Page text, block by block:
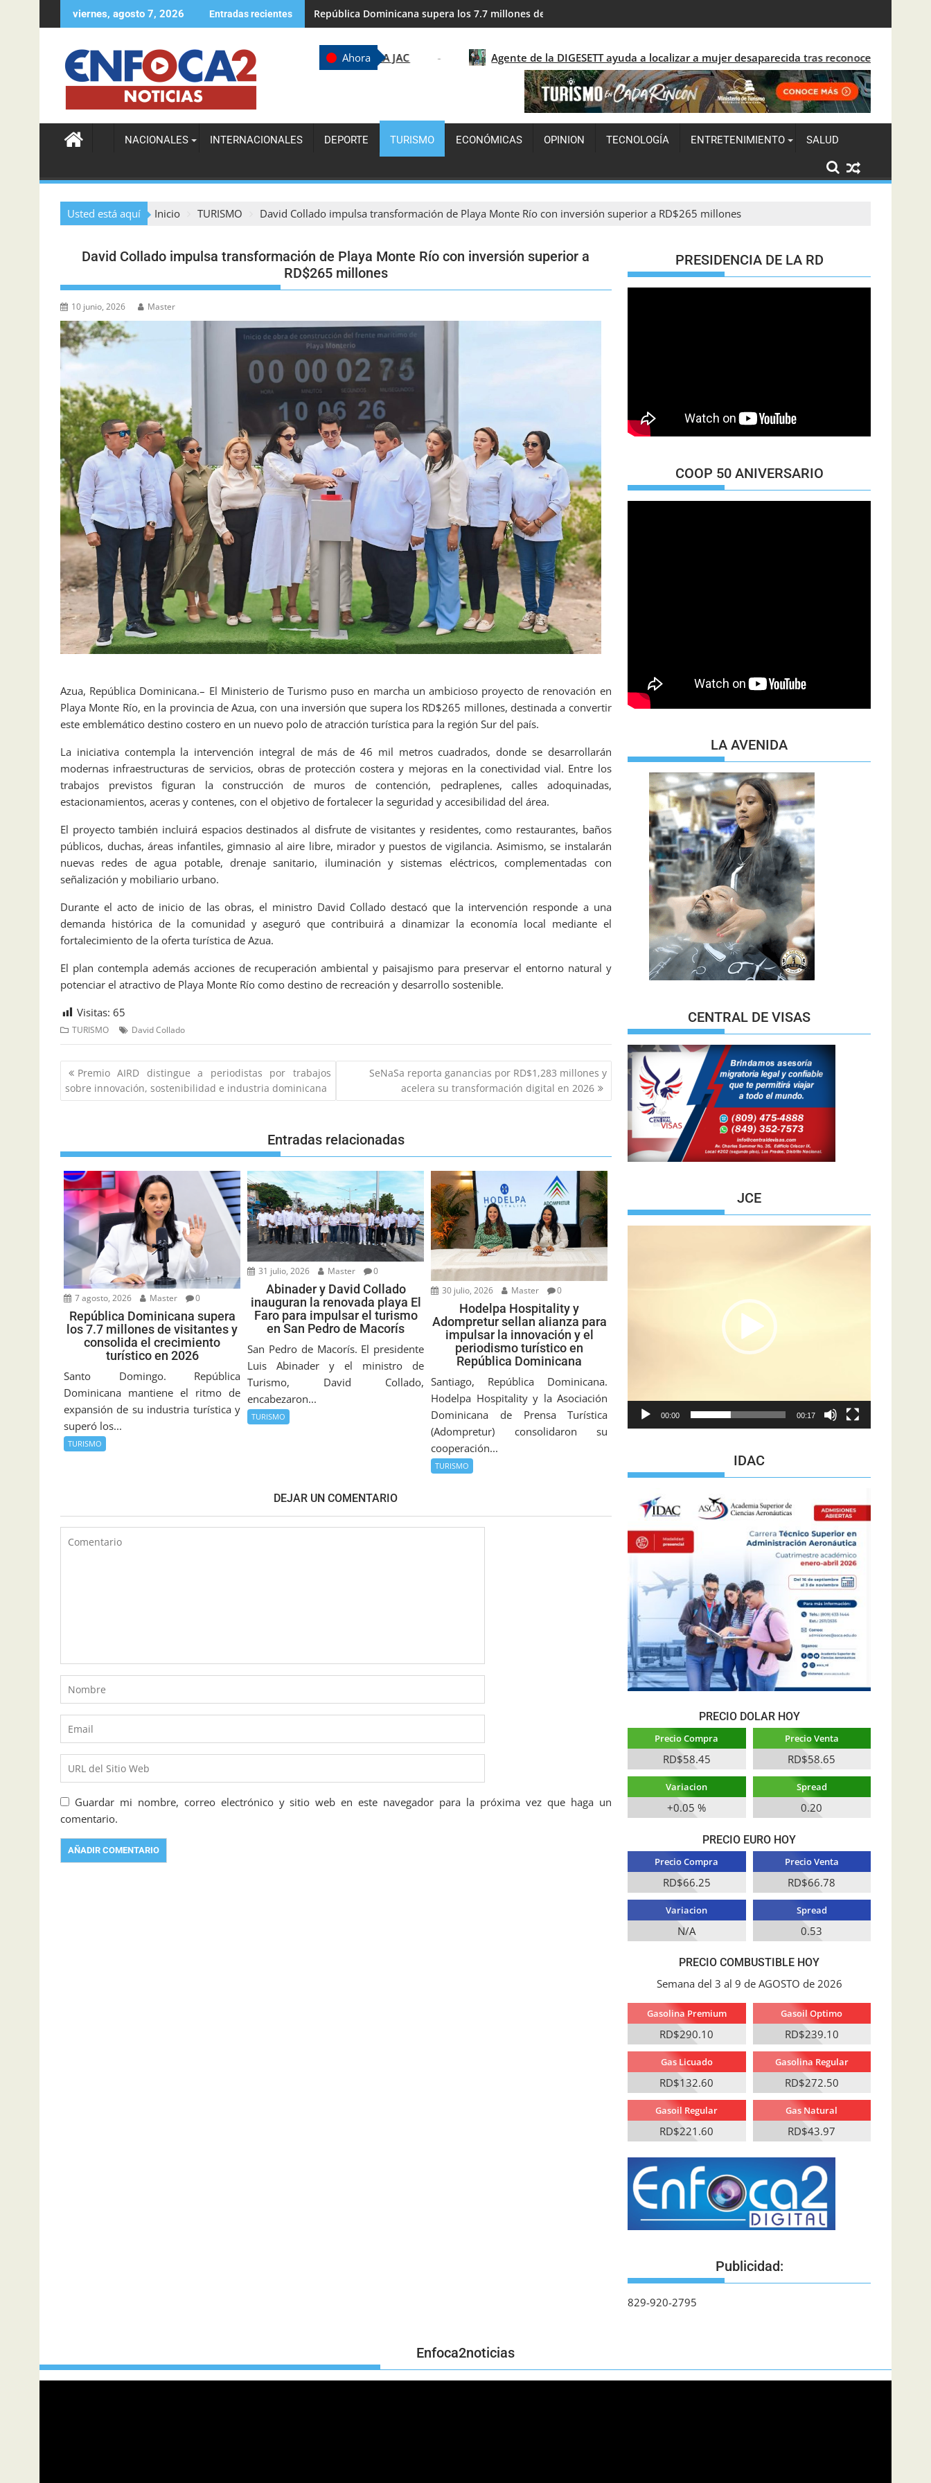
viernes, agosto 7, 2026 Entradas recientes República Dominicana supera los 7.7 millones de visitantes y consolida el crecimiento turístico en 2026
ETED anuncia interrupción temporal del servicio eléctrico por trabajos en la región Sur
Ahora
RETOS TRAS CAMBIOS DE AEROLÍNEAS, SEGÚN LA JAC Agente de la DIGESETT ayuda a localizar a mujer desaparecida tras reconocerla desorientada en Santo
NACIONALES INTERNACIONALES DEPORTE TURISMO ECONÓMICAS OPINION TECNOLOGÍA ENTRETENIMIENTO SALUD
Usted está aquí Inicio TURISMO David Collado impulsa transformación de Playa Monte Río con inversión superior a RD$265 millones
David Collado impulsa transformación de Playa Monte Río con inversión superior a
RD$265 millones
10 junio, 2026 Master
Azua, República Dominicana.– El Ministerio de Turismo puso en marcha un ambicioso proyecto de renovación en
Playa Monte Río, en la provincia de Azua, con una inversión que supera los RD$265 millones, destinada a convertir
este emblemático destino costero en un nuevo polo de atracción turística para la región Sur del país.
La iniciativa contempla la intervención integral de más de 46 mil metros cuadrados, donde se desarrollarán
modernas infraestructuras de servicios, obras de protección costera y mejoras en la conectividad vial. Entre los
trabajos previstos figuran la construcción de muros de contención, pedraplenes, calles adoquinadas,
estacionamientos, aceras y contenes, con el objetivo de fortalecer la seguridad y accesibilidad del área.
El proyecto también incluirá espacios destinados al disfrute de visitantes y residentes, como restaurantes, baños
públicos, duchas, áreas infantiles, gimnasio al aire libre, mirador y puestos de vigilancia. Asimismo, se instalarán
nuevas redes de agua potable, drenaje sanitario, iluminación y sistemas eléctricos, complementadas con
señalización y mobiliario urbano.
Durante el acto de inicio de las obras, el ministro David Collado destacó que la intervención responde a una
demanda histórica de la comunidad y aseguró que contribuirá a dinamizar la economía local mediante el
fortalecimiento de la oferta turística de Azua.
El plan contempla además acciones de recuperación ambiental y paisajismo para preservar el entorno natural y
potenciar el atractivo de Playa Monte Río como destino de recreación y desarrollo sostenible.
Visitas: 65
TURISMO David Collado
Premio AIRD distingue a periodistas por trabajos
sobre innovación, sostenibilidad e industria dominicana
SeNaSa reporta ganancias por RD$1,283 millones y
acelera su transformación digital en 2026
Entradas relacionadas
7 agosto, 2026 Master 0
República Dominicana supera
los 7.7 millones de visitantes y
consolida el crecimiento
turístico en 2026
Santo Domingo. República
Dominicana mantiene el ritmo de
expansión de su industria turística y
superó los...
TURISMO
31 julio, 2026 Master 0
Abinader y David Collado
inauguran la renovada playa El
Faro para impulsar el turismo
en San Pedro de Macorís
San Pedro de Macorís. El presidente
Luis Abinader y el ministro de
Turismo, David Collado,
encabezaron...
TURISMO
30 julio, 2026 Master 0
Hodelpa Hospitality y
Adompretur sellan alianza para
impulsar la innovación y el
periodismo turístico en
República Dominicana
Santiago, República Dominicana.
Hodelpa Hospitality y la Asociación
Dominicana de Prensa Turística
(Adompretur) consolidaron su
cooperación...
TURISMO
DEJAR UN COMENTARIO
Guardar mi nombre, correo electrónico y sitio web en este navegador para la próxima vez que haga un
comentario.
PRESIDENCIA DE LA RD
COOP 50 ANIVERSARIO
LA AVENIDA
CENTRAL DE VISAS
JCE
00:00 00:17
IDAC
PRECIO DOLAR HOY
Precio Compra
RD$58.45
Precio Venta
RD$58.65
Variacion
+0.05 %
Spread
0.20
PRECIO EURO HOY
Precio Compra
RD$66.25
Precio Venta
RD$66.78
Variacion
N/A
Spread
0.53
PRECIO COMBUSTIBLE HOY
Semana del 3 al 9 de AGOSTO de 2026
Gasolina Premium
RD$290.10
Gasoil Optimo
RD$239.10
Gas Licuado
RD$132.60
Gasolina Regular
RD$272.50
Gasoil Regular
RD$221.60
Gas Natural
RD$43.97
Publicidad:
829-920-2795
Enfoca2noticias